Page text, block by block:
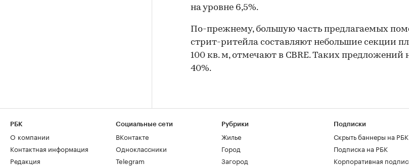
на уровне 6,5%.
По-прежнему, большую часть предлагаемых
стрит-ритейла составляют небольшие секции
100 кв. м, отмечают в CBRE. Таких предложений
40%.
РБК
О компании
Контактная информация
Редакция
Социальные сети
ВКонтакте
Одноклассники
Telegram
Рубрики
Жилье
Город
Загород
Подписки
Скрыть баннеры на РБК
Подписка на РБК
Корпоративная